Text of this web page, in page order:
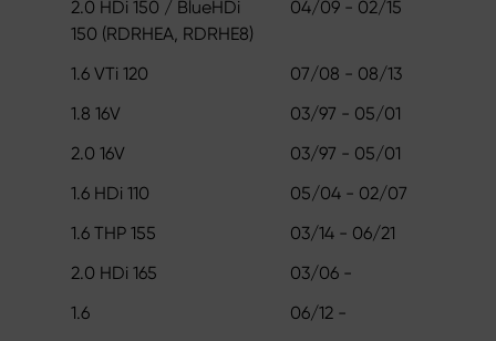
2.0 HDi 150 / BlueHDi
150 (RDRHEA, RDRHE8)
04/09 - 02/15
1.6 VTi 120
07/08 - 08/13
1.8 16V
03/97 - 05/01
2.0 16V
03/97 - 05/01
1.6 HDi 110
05/04 - 02/07
1.6 THP 155
03/14 - 06/21
2.0 HDi 165
03/06 -
1.6
06/12 -